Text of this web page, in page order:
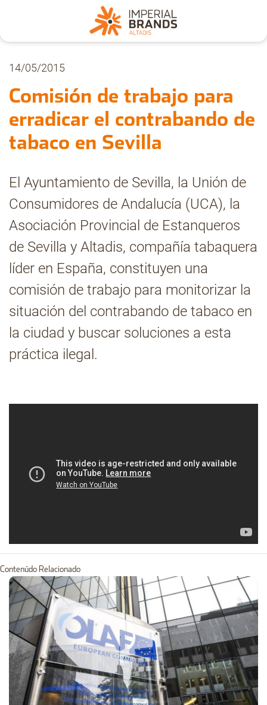
Nosotros
Secciones
Denuncia
Pregúntanos
Archivo
Estadísticas CMT
Contacto
14/05/2015
Comisión de trabajo para
erradicar el contrabando de
tabaco en Sevilla
El Ayuntamiento de Sevilla, la Unión de
Consumidores de Andalucía (UCA), la
Asociación Provincial de Estanqueros
de Sevilla y Altadis, compañía tabaquera
líder en España, constituyen una
comisión de trabajo para monitorizar la
situación del contrabando de tabaco en
la ciudad y buscar soluciones a esta
práctica ilegal.
Contenúdo Relacionado